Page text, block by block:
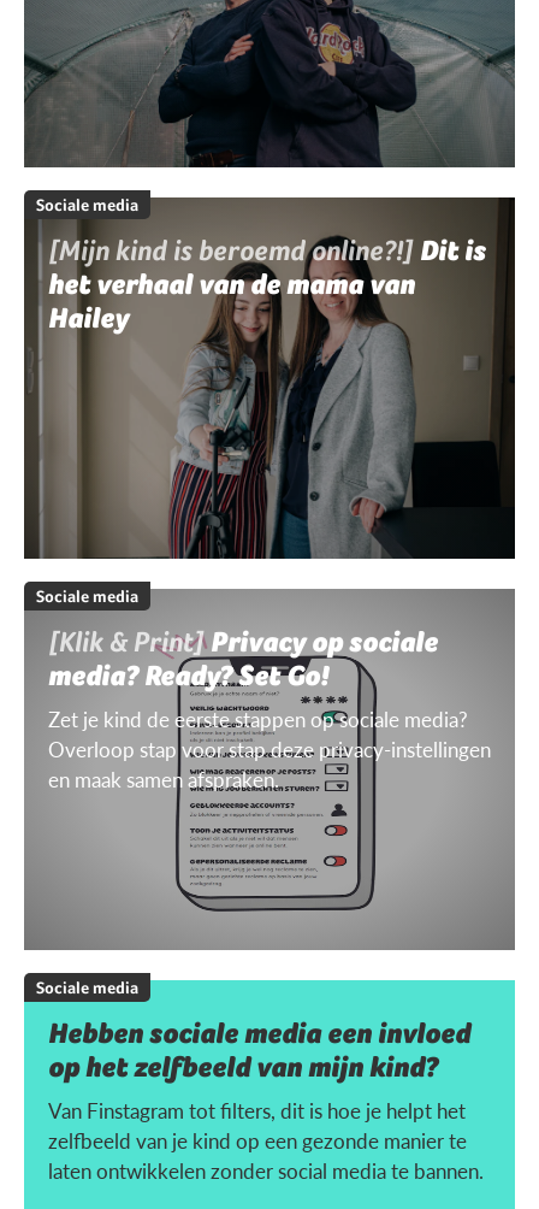
Sociale media
[Mijn kind is beroemd online?!] Dit is
het verhaal van de mama van
Hailey
Sociale media
[Klik & Print]Privacy op sociale
media? Ready? Set Go!
Zet je kind de eerste stappen op sociale media?
Overloop stap voor stap deze privacy-instellingen
en maak samen afspraken.
Sociale media
Hebben sociale media een invloed
op het zelfbeeld van mijn kind?
Van Finstagram tot filters, dit is hoe je helpt het
zelfbeeld van je kind op een gezonde manier te
laten ontwikkelen zonder social media te bannen.